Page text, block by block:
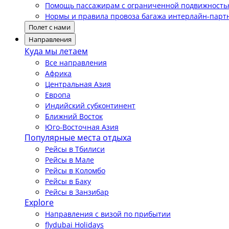
Помощь пассажирам с ограниченной
Нормы и правила провоза багажа интерлайн-
Полет с нами
Направления
Куда мы летаем
Все направления
Африка
Центральная Азия
Европа
Индийский субконтинент
Ближний Восток
Юго-Восточная Азия
Популярные места отдыха
Рейсы в Тбилиси
Рейсы в Мале
Рейсы в Коломбо
Рейсы в Баку
Рейсы в Занзибар
Explore
Направления с визой по прибытии
flydubai Holidays